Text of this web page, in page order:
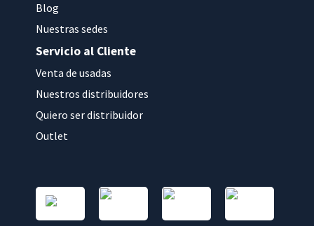
Blog
Nuestras sedes
Servicio al Cliente
Venta de usadas
Nuestros distribuidores
Quiero ser distribuidor
Outlet